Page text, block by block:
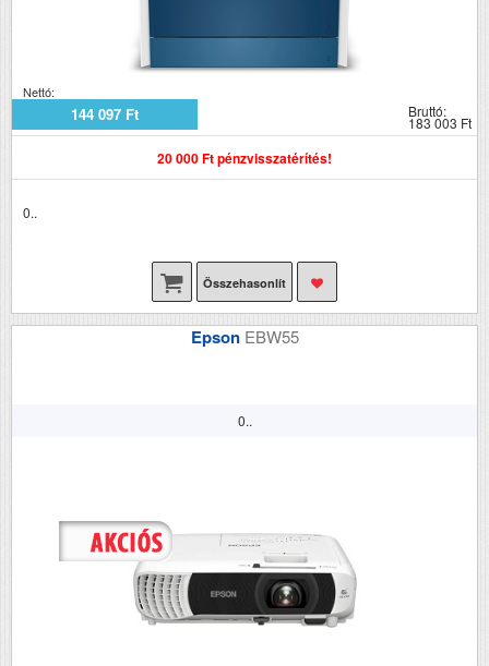
Nettó:
144 097 Ft Bruttó:
183 003 Ft
20 000 Ft pénzvisszatérítés!
0..
Összehasonlít
Epson EBW55
0..